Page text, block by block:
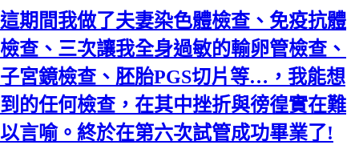
這期間我做了夫妻染色體檢查、免疫抗體
檢查、三次讓我全身過敏的輸卵管檢查、
子宮鏡檢查、胚胎PGS切片等…，我能想
到的任何檢查，在其中挫折與徬徨實在難
以言喻。終於在第六次試管成功畢業了!